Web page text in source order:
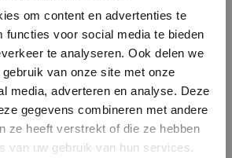
om content en advertenties te
functies voor social media te bieden
te analyseren. Ook delen we
van onze site met onze
media, adverteren en analyse. Deze
gegevens combineren met andere
ze heeft verstrekt of die ze hebben
van uw gebruik van hun services.
JE NOG GEEN
ACCOUNT?
nodigen hem uit om hun
te laten ervaren, bij wijze van
Olympische Spelen vorig jaar
schoolklassen doen. Heel
kan op een heel nieuwe
zijn.”